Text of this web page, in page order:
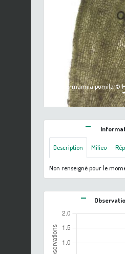
Jungermannia pumila © H.
Previous
Description Milieu
Non renseigné pour le